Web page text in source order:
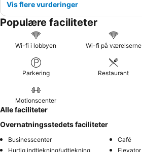
Vis flere vurderinger
Populære faciliteter
Wi-fi i lobbyen Wi-fi på værelserne
Parkering Restaurant
Motionscenter
Alle faciliteter
Overnatningsstedets faciliteter
Businesscenter
Café
Hurtig indtjekning/udtjekning
Elevator